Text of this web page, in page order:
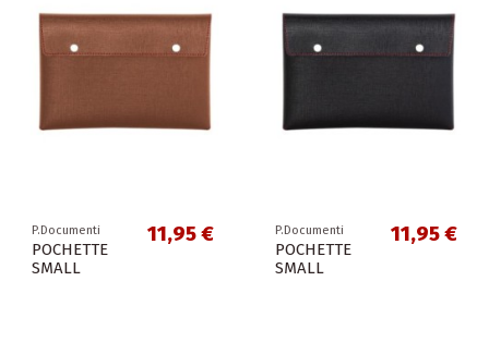
P.Documenti
POCHETTE
SMALL
11,95 € P.Documenti
POCHETTE
SMALL
11,95 €